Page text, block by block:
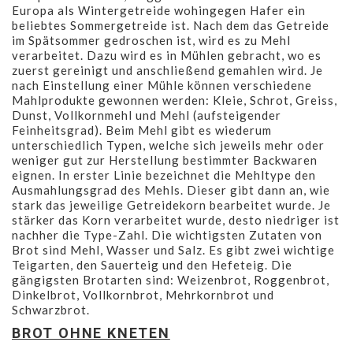
Europa als Wintergetreide wohingegen Hafer ein
beliebtes Sommergetreide ist. Nach dem das Getreide
im Spätsommer gedroschen ist, wird es zu Mehl
verarbeitet. Dazu wird es in Mühlen gebracht, wo es
zuerst gereinigt und anschließend gemahlen wird. Je
nach Einstellung einer Mühle können verschiedene
Mahlprodukte gewonnen werden: Kleie, Schrot, Greiss,
Dunst, Vollkornmehl und Mehl (aufsteigender
Feinheitsgrad). Beim Mehl gibt es wiederum
unterschiedlich Typen, welche sich jeweils mehr oder
weniger gut zur Herstellung bestimmter Backwaren
eignen. In erster Linie bezeichnet die Mehltype den
Ausmahlungsgrad des Mehls. Dieser gibt dann an, wie
stark das jeweilige Getreidekorn bearbeitet wurde. Je
stärker das Korn verarbeitet wurde, desto niedriger ist
nachher die Type-Zahl. Die wichtigsten Zutaten von
Brot sind Mehl, Wasser und Salz. Es gibt zwei wichtige
Teigarten, den Sauerteig und den Hefeteig. Die
gängigsten Brotarten sind: Weizenbrot, Roggenbrot,
Dinkelbrot, Vollkornbrot, Mehrkornbrot und
Schwarzbrot.
BROT OHNE KNETEN